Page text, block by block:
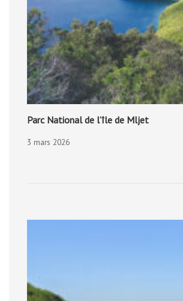
Parc National de l’île de Mljet
3 mars 2026